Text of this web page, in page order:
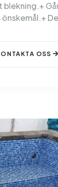
blekning.+
OSS